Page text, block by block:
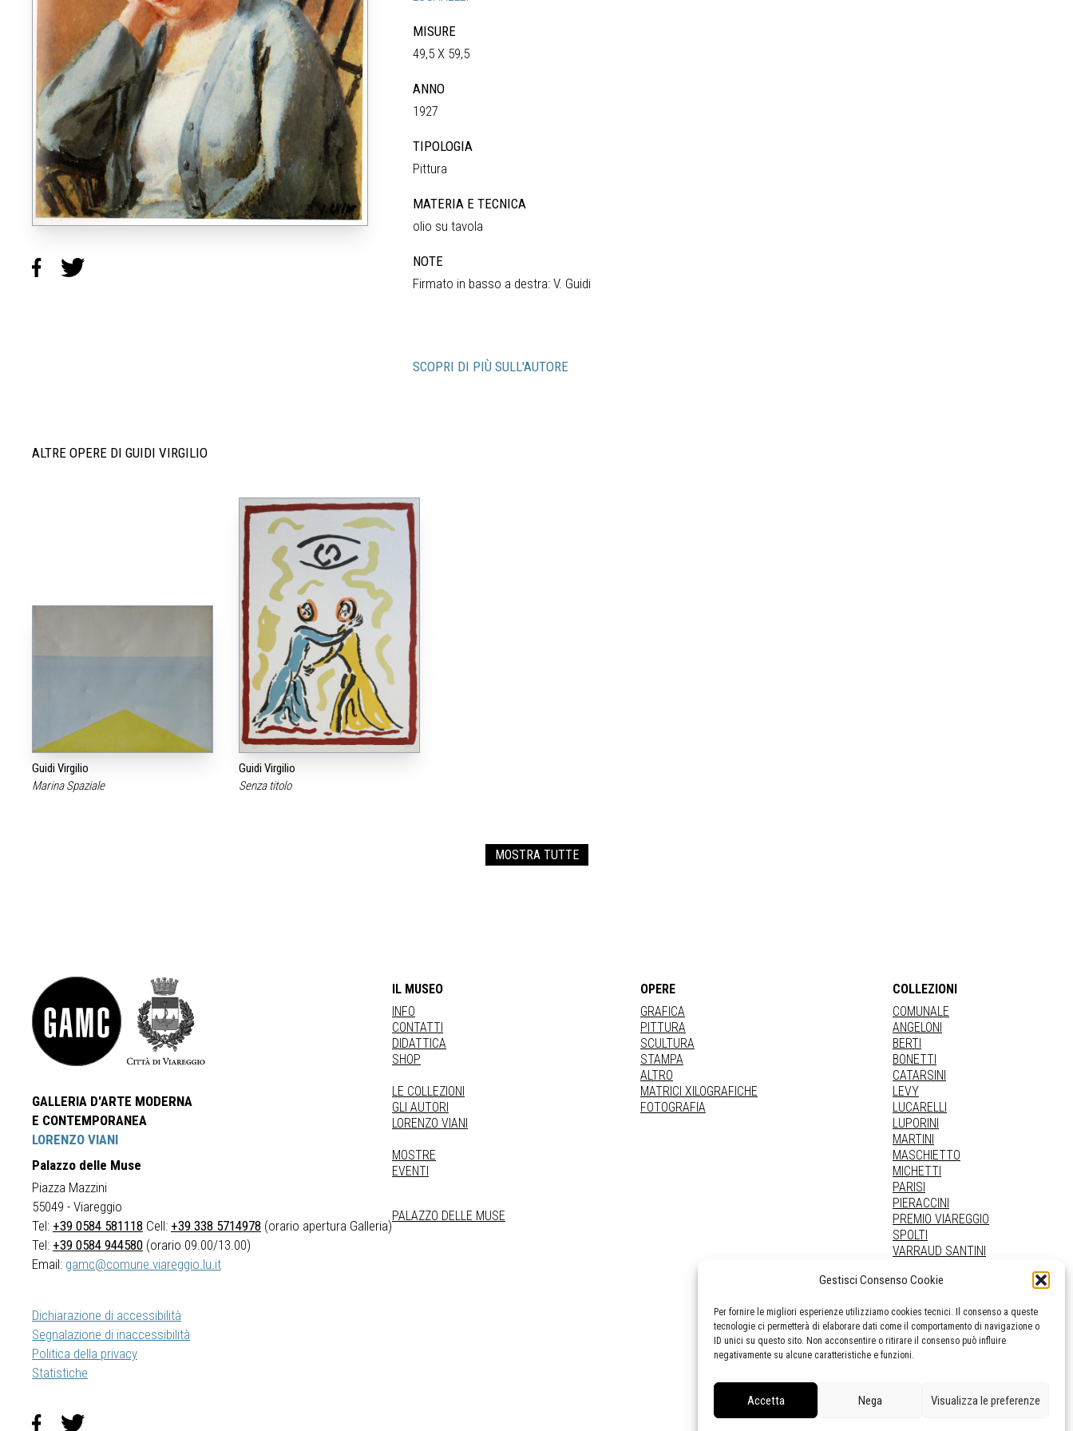
Gestisci Consenso Cookie
Per fornire le migliori esperienze utilizziamo cookies tecnici. Il consenso a queste
tecnologie ci permetterà di elaborare dati come il comportamento di navigazione o
ID unici su questo sito. Non acconsentire o ritirare il consenso può influire
negativamente su alcune caratteristiche e funzioni.
Accetta Nega Visualizza le preferenze
MISURE
49,5 X 59,5
ANNO
1927
TIPOLOGIA
Pittura
MATERIA E TECNICA
olio su tavola
NOTE
Firmato in basso a destra: V. Guidi
SCOPRI DI PIÙ SULL'AUTORE
ALTRE OPERE DI GUIDI VIRGILIO
Guidi Virgilio
Marina Spaziale
Guidi Virgilio
Senza titolo
MOSTRA TUTTE
GALLERIA D'ARTE MODERNA
E CONTEMPORANEA
LORENZO VIANI
Palazzo delle Muse
Piazza Mazzini
55049 - Viareggio
Tel: +39 0584 581118 Cell: +39 338 5714978 (orario apertura Galleria)
Tel: +39 0584 944580 (orario 09.00/13.00)
Email: gamc@comune.viareggio.lu.it
Dichiarazione di accessibilità
Segnalazione di inaccessibilità
Politica della privacy
Statistiche
IL MUSEO
INFO
CONTATTI
DIDATTICA
SHOP
LE COLLEZIONI
GLI AUTORI
LORENZO VIANI
MOSTRE
EVENTI
PALAZZO DELLE MUSE
OPERE
GRAFICA
PITTURA
SCULTURA
STAMPA
ALTRO
MATRICI XILOGRAFICHE
FOTOGRAFIA
COLLEZIONI
COMUNALE
ANGELONI
BERTI
BONETTI
CATARSINI
LEVY
LUCARELLI
LUPORINI
MARTINI
MASCHIETTO
MICHETTI
PARISI
PIERACCINI
PREMIO VIAREGGIO
SPOLTI
VARRAUD SANTINI